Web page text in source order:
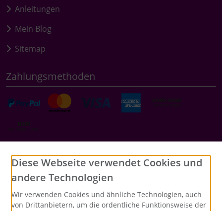
Anleitungen
Mein Blog
Sitemap
Zahlungsmethoden
Social Media
Diese Webseite verwendet Cookies und
andere Technologien
Wir verwenden Cookies und ähnliche Technologien, auch
von Drittanbietern, um die ordentliche Funktionsweise der